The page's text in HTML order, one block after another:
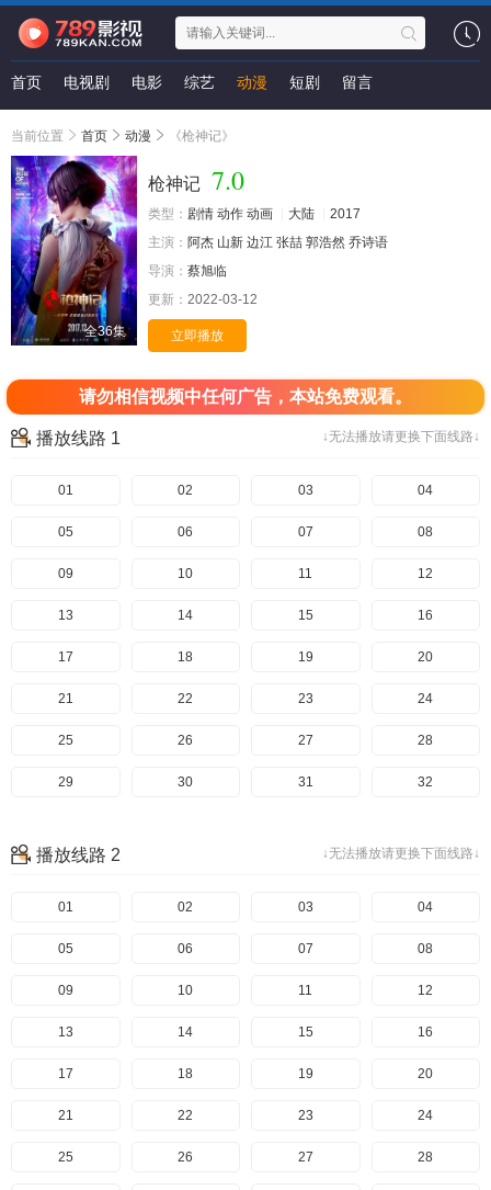
首页 电视剧 电影 综艺 动漫 短剧 留言
当前位置 首页 动漫 《枪神记》
全36集
枪神记 7.0
类型： 剧情 动作 动画 大陆
2017
主演： 阿杰 山新 边江 张喆 郭浩然 乔诗语
导演： 蔡旭临
更新： 2022-03-12
立即播放
请勿相信视频中任何广告，本站免费观看。
↓无法播放请更换下面线路↓
播放线路 1
01 02 03 04
05 06 07 08
09 10 11 12
13 14 15 16
17 18 19 20
21 22 23 24
25 26 27 28
29 30 31 32
↓无法播放请更换下面线路↓
播放线路 2
01 02 03 04
05 06 07 08
09 10 11 12
13 14 15 16
17 18 19 20
21 22 23 24
25 26 27 28